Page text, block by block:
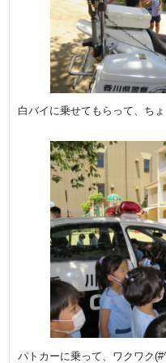
白バイに乗せてもらって、ち
パトカーに乗って、ワクワク